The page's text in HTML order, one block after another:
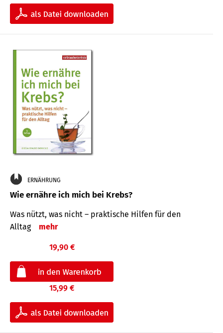
ERNÄHRUNG
Wie ernähre ich mich bei Krebs?
Was nützt, was nicht – praktische Hilfen für den
Alltag
mehr
19,90 €
15,99 €